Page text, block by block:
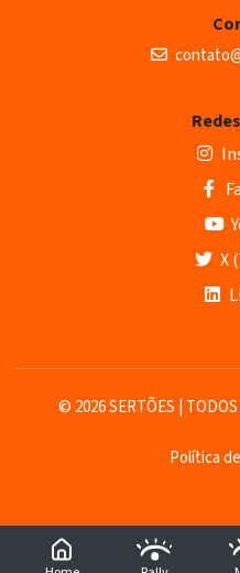
X
© 2026 SERTÕES |
Política